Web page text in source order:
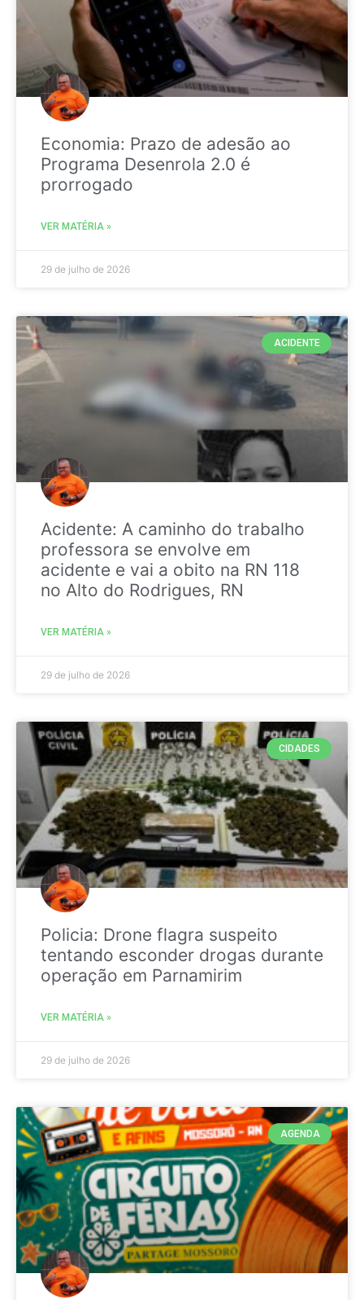
Economia: Prazo de adesão ao
Programa Desenrola 2.0 é
prorrogado
VER MATÉRIA »
29 de julho de 2026
ACIDENTE
Acidente: A caminho do trabalho
professora se envolve em
acidente e vai a obito na RN 118
no Alto do Rodrigues, RN
VER MATÉRIA »
29 de julho de 2026
CIDADES
Policia: Drone flagra suspeito
tentando esconder drogas durante
operação em Parnamirim
VER MATÉRIA »
29 de julho de 2026
AGENDA